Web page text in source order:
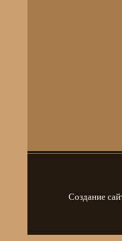
Создание